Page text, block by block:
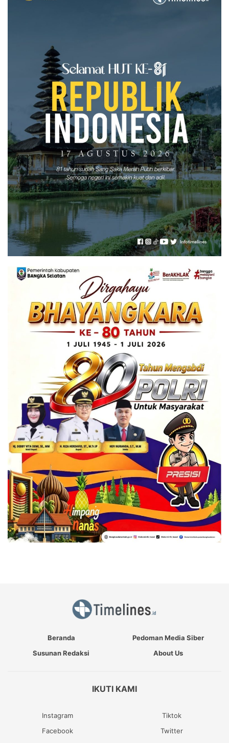
Beranda
Pedoman Media Siber
Susunan Redaksi
About Us
IKUTI KAMI
Instagram
Tiktok
Facebook
Twitter